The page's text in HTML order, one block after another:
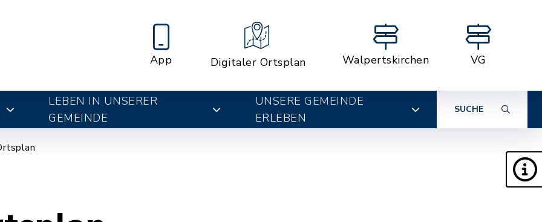
App Digitaler Ortsplan Walpertskirchen VG
LEBEN IN UNSERER
GEMEINDE
UNSERE GEMEINDE
ERLEBEN
SUCHE